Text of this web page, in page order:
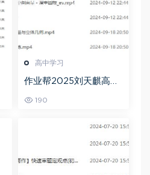
高中学习
作业帮2025刘天麒高二
190